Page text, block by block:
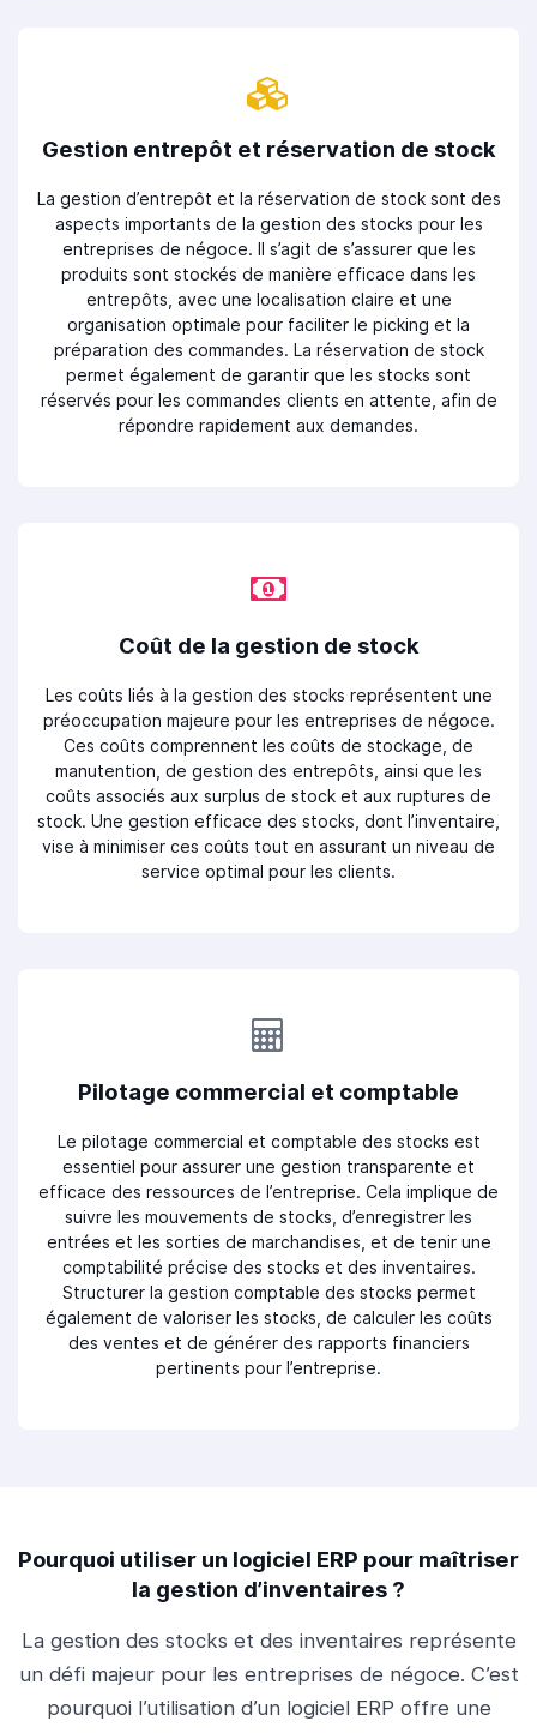
Gestion entrepôt et réservation de stock
La gestion d’entrepôt et la réservation de stock sont des
aspects importants de la gestion des stocks pour les
entreprises de négoce. Il s’agit de s’assurer que les
produits sont stockés de manière efficace dans les
entrepôts, avec une localisation claire et une
organisation optimale pour faciliter le picking et la
préparation des commandes. La réservation de stock
permet également de garantir que les stocks sont
réservés pour les commandes clients en attente, afin de
répondre rapidement aux demandes.
Coût de la gestion de stock
Les coûts liés à la gestion des stocks représentent une
préoccupation majeure pour les entreprises de négoce.
Ces coûts comprennent les coûts de stockage, de
manutention, de gestion des entrepôts, ainsi que les
coûts associés aux surplus de stock et aux ruptures de
stock. Une gestion efficace des stocks, dont l’inventaire,
vise à minimiser ces coûts tout en assurant un niveau de
service optimal pour les clients.
Pilotage commercial et comptable
Le pilotage commercial et comptable des stocks est
essentiel pour assurer une gestion transparente et
efficace des ressources de l’entreprise. Cela implique de
suivre les mouvements de stocks, d’enregistrer les
entrées et les sorties de marchandises, et de tenir une
comptabilité précise des stocks et des inventaires.
Structurer la gestion comptable des stocks permet
également de valoriser les stocks, de calculer les coûts
des ventes et de générer des rapports financiers
pertinents pour l’entreprise.
Pourquoi utiliser un logiciel ERP pour maîtriser
la gestion d’inventaires ?
La gestion des stocks et des inventaires représente
un défi majeur pour les entreprises de négoce. C’est
pourquoi l’utilisation d’un logiciel ERP offre une